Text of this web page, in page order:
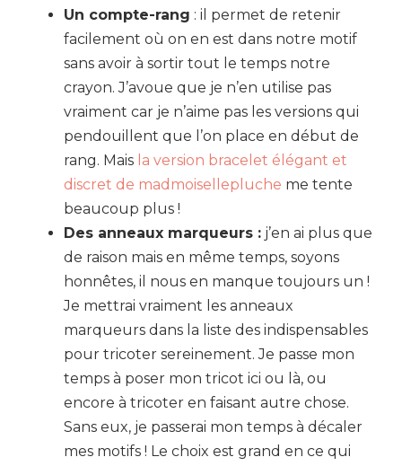
Un compte-rang : il permet de retenir
facilement où on en est dans notre motif
sans avoir à sortir tout le temps notre
crayon. J’avoue que je n’en utilise pas
vraiment car je n’aime pas les versions qui
pendouillent que l’on place en début de
rang. Mais la version bracelet élégant et
discret de madmoisellepluche me tente
beaucoup plus !
Des anneaux marqueurs : j’en ai plus que
de raison mais en même temps, soyons
honnêtes, il nous en manque toujours un !
Je mettrai vraiment les anneaux
marqueurs dans la liste des indispensables
pour tricoter sereinement. Je passe mon
temps à poser mon tricot ici ou là, ou
encore à tricoter en faisant autre chose.
Sans eux, je passerai mon temps à décaler
mes motifs ! Le choix est grand en ce qui